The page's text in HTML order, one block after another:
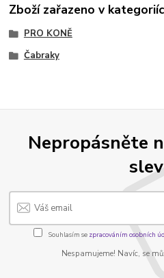
Zboží zařazeno v
PRO KONĚ
Čabraky
Nepropásněte
Souhlasím se zpracováním osobních
Nespamujeme! Navíc, se